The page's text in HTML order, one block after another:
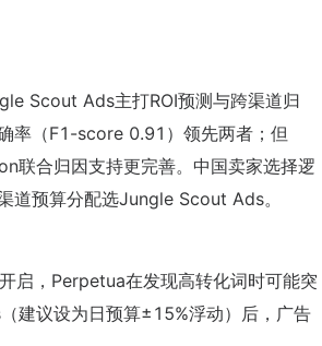
Scout Ads主打ROI预测与跨渠道归
率（F1-score 0.91）领先两者；但
合归因支持更完善。中国卖家选择逻
道预算分配选Jungle Scout Ads。
启，Perpetua在发现高转化词时可能突
建议设为日预算±15%浮动）后，广告